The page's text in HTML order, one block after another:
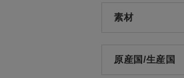
素材
原産国/生産国